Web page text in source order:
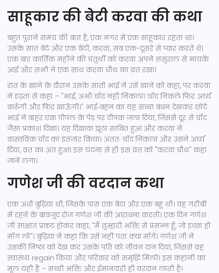
साहूकार की बेटी करवा की कथा
बहुत पुराने समय की बात है, एक नगर में एक साहूकार रहता था।
उसके सात बेटे और एक बेटी,करवा, सब एक-दूसरे से प्यार करते थे।
एक बार कार्तिक महीने की चतुर्थी को करवा अपने ससुराल से मायके
आई और सभी ने एक साथ करवा चौथ का व्रत रखा।
रात के खाने के दौरान उसके सातों भाई ने उसे खाने को कहा, पर करवा
ने दृढ़ता से कहा – "भाई, अभी चाँद नहीं निकला। चाँद निकले फिर अर्घ्य
करूँगी और फिर खाऊँगी।" भाई‑बहन का यह सच्चा बंधन देखकर छोटे
भाई ने बाहर एक पीपल के पेड़ पर दीपक जला दिया, जिससे दूर से चाँद
जैसा प्रकाश दिखा। यह दिखावा झूठा साबित हुआ और करवा ने
वास्तविक चाँद का इंतजार किया। अंततः चाँद निकला और उसने अर्घ्य
दिया, व्रत का अंत हुआ। इस घटना से ही इस व्रत को "करवा चौथ" कहा
जाने लगा।
गणेश जी की वरदान कथा
एक अंधी बुढ़िया थी, जिसके पास एक बेटा और एक बहू थी। वह गरीबी
में रहने के बावजूद रोज़गणेश जीकी आराधना करती। एक दिन गणेश
जी साक्षात प्रकट होकर कहा, "मैं तुम्हारी भक्ति से प्रसन्न हूँ, जो इच्छा हो
माँग लो"। बुढ़िया ने कहा कि उसे नहीं पता क्या माँगें। गणेश जी ने
उसकी निष्ठा को देख कर उसके पति को जीवन दान दिया, जिससे वह
स्वास्थ्य regain किया और परिवार को समृद्धि मिली। इस कहानी का
मूल यही है – सच्ची भक्ति और ईमानदारी ही वरदान लाती है।